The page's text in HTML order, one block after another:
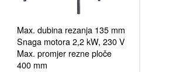
Max. dubina rezanja 135 mm
Snaga motora 2,2 kW, 230 V
Max. promjer rezne ploče
400 mm